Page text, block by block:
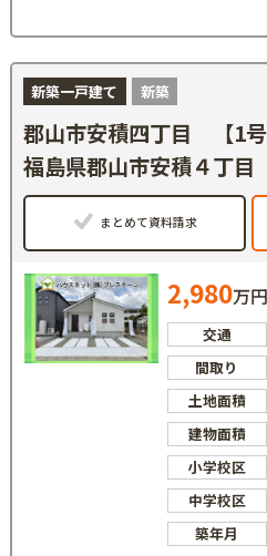
新築一戸建て 新築
郡山市安積四丁目 【1
福島県郡山市安積４丁目
まとめて資料請求
2,980万円
交通
間取り
土地面積
建物面積
小学校区
中学校区
築年月